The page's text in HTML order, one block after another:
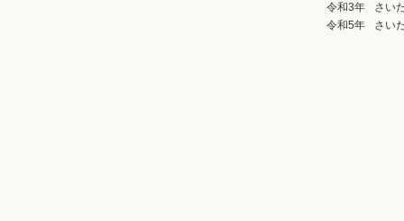
令和3年
さい
令和5年
さい